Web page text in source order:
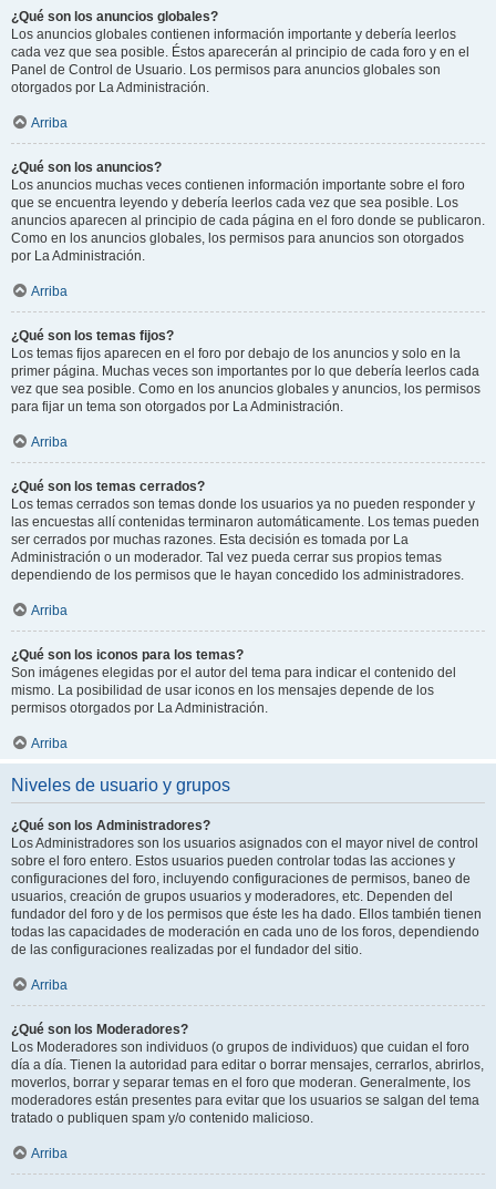
¿Qué son los anuncios globales?
Los anuncios globales contienen información importante y debería leerlos
cada vez que sea posible. Éstos aparecerán al principio de cada foro y en el
Panel de Control de Usuario. Los permisos para anuncios globales son
otorgados por La Administración.
Arriba
¿Qué son los anuncios?
Los anuncios muchas veces contienen información importante sobre el foro
que se encuentra leyendo y debería leerlos cada vez que sea posible. Los
anuncios aparecen al principio de cada página en el foro donde se publicaron.
Como en los anuncios globales, los permisos para anuncios son otorgados
por La Administración.
Arriba
¿Qué son los temas fijos?
Los temas fijos aparecen en el foro por debajo de los anuncios y solo en la
primer página. Muchas veces son importantes por lo que debería leerlos cada
vez que sea posible. Como en los anuncios globales y anuncios, los permisos
para fijar un tema son otorgados por La Administración.
Arriba
¿Qué son los temas cerrados?
Los temas cerrados son temas donde los usuarios ya no pueden responder y
las encuestas allí contenidas terminaron automáticamente. Los temas pueden
ser cerrados por muchas razones. Esta decisión es tomada por La
Administración o un moderador. Tal vez pueda cerrar sus propios temas
dependiendo de los permisos que le hayan concedido los administradores.
Arriba
¿Qué son los iconos para los temas?
Son imágenes elegidas por el autor del tema para indicar el contenido del
mismo. La posibilidad de usar iconos en los mensajes depende de los
permisos otorgados por La Administración.
Arriba
Niveles de usuario y grupos
¿Qué son los Administradores?
Los Administradores son los usuarios asignados con el mayor nivel de control
sobre el foro entero. Estos usuarios pueden controlar todas las acciones y
configuraciones del foro, incluyendo configuraciones de permisos, baneo de
usuarios, creación de grupos usuarios y moderadores, etc. Dependen del
fundador del foro y de los permisos que éste les ha dado. Ellos también tienen
todas las capacidades de moderación en cada uno de los foros, dependiendo
de las configuraciones realizadas por el fundador del sitio.
Arriba
¿Qué son los Moderadores?
Los Moderadores son individuos (o grupos de individuos) que cuidan el foro
día a día. Tienen la autoridad para editar o borrar mensajes, cerrarlos, abrirlos,
moverlos, borrar y separar temas en el foro que moderan. Generalmente, los
moderadores están presentes para evitar que los usuarios se salgan del tema
tratado o publiquen spam y/o contenido malicioso.
Arriba